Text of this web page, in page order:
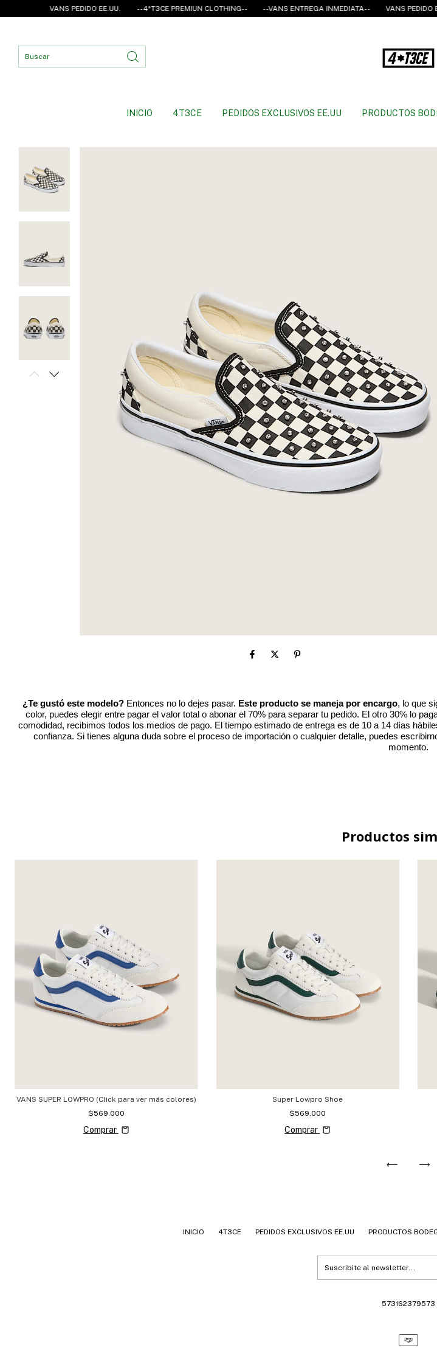
VANS PEDIDO EE.UU. --4*T3CE PREMIUN CLOTHING-- --VANS ENTREGA INMEDIATA-- VANS PEDIDO EE.UU.
INICIO 4T3CE PEDIDOS EXCLUSIVOS EE.UU PRODUCTOS
¿Te gustó este modelo? Entonces no lo dejes pasar. Este producto se maneja por encargo, lo que
color, puedes elegir entre pagar el valor total o abonar el 70% para separar tu pedido. El otro 30% lo
comodidad, recibimos todos los medios de pago. El tiempo estimado de entrega es de 10 a 14 días
confianza. Si tienes alguna duda sobre el proceso de importación o cualquier detalle, puedes
momento.
Productos
VANS SUPER LOWPRO (Click para ver más colores)
$569.000
Comprar
Super Lowpro Shoe
$569.000
Comprar
INICIO 4T3CE PEDIDOS EXCLUSIVOS EE.UU PRODUCTOS
573162379573